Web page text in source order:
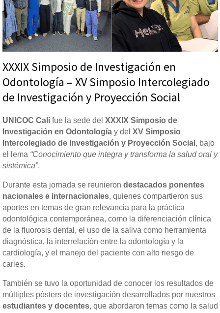
XXXIX Simposio de Investigación en
Odontología – XV Simposio Intercolegiado
de Investigación y Proyección Social
UNICOC Califue la sede del XXXIX Simposio de
Investigación en Odontologíay del XV Simposio
Intercolegiado de Investigación y Proyección Social , bajo
el lema “Conocimiento que integra y transforma la salud oral y
sistémica”.
Durante esta jornada se reunieron destacados ponentes
nacionales e internacionales, quienes compartieron sus
aportes en temas de gran relevancia para la práctica
odontológica contemporánea, como la diferenciación clínica
de la fluorosis dental, el uso de la saliva como herramienta
diagnóstica, la interrelación entre la odontología y la
cardiología, y el manejo del paciente con alto riesgo de
caries.
También se tuvo la oportunidad de conocer los resultados de
múltiples pósters de investigación desarrollados por nuestros
estudiantes y docentes, que abordaron temas como la salud